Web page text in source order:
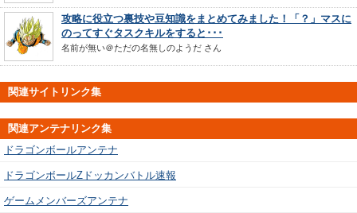
攻略に役立つ裏技や豆知識をまとめてみました！「？」マスに
のってすぐタスクキルをすると･･･
名前が無い＠ただの名無しのようだ さん
関連サイトリンク集
関連アンテナリンク集
ドラゴンボールアンテナ
ドラゴンボールZドッカンバトル速報
ゲームメンバーズアンテナ